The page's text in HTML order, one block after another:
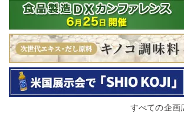
すべての企画